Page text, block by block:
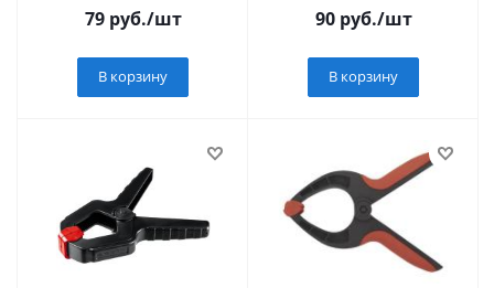
79руб./шт
В корзину
90руб./шт
В корзину